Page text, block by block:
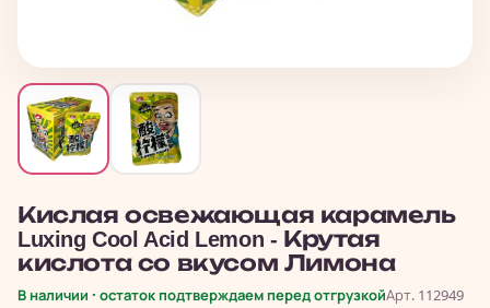
Кислая освежающая карамель
Luxing Cool Acid Lemon - Крутая
кислота со вкусом Лимона
В наличии · остаток подтверждаем перед отгрузкойАрт. 112949